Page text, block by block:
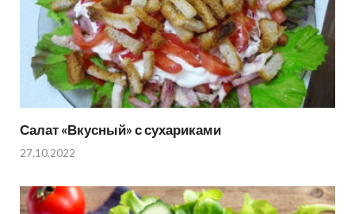
Салат «Вкусный» с сухариками
27.10.2022